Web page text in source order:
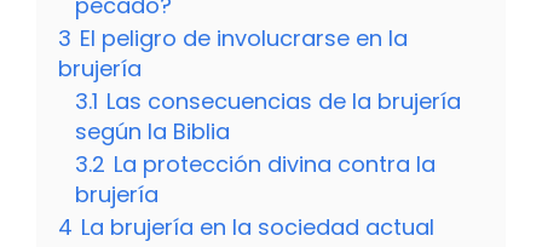
3 El peligro de involucrarse en la
brujería
3.1 Las consecuencias de la brujería
según la Biblia
3.2 La protección divina contra la
brujería
4 La brujería en la sociedad actual